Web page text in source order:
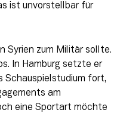
ist unvorstellbar für
Syrien zum Militär sollte.
In Hamburg setzte er
Schauspielstudium fort,
am
eine Sportart möchte